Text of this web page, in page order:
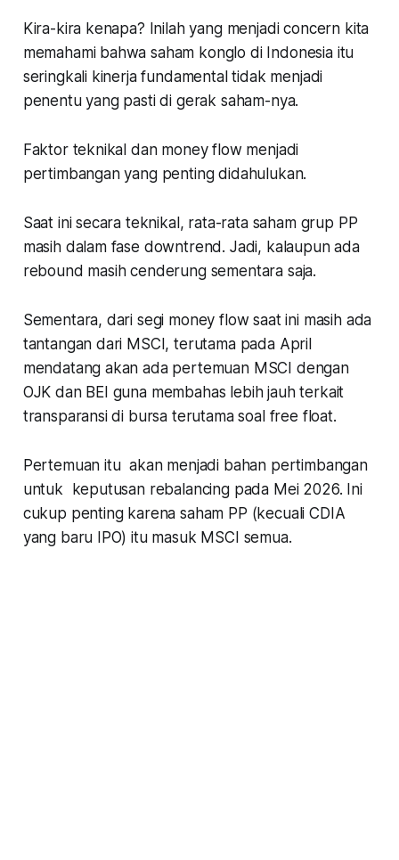
Kira-kira kenapa? Inilah yang menjadi concern kita
memahami bahwa saham konglo di Indonesia itu
seringkali kinerja fundamental tidak menjadi
penentu yang pasti di gerak saham-nya.
Faktor teknikal dan money flow menjadi
pertimbangan yang penting didahulukan.
Saat ini secara teknikal, rata-rata saham grup PP
masih dalam fase downtrend. Jadi, kalaupun ada
rebound masih cenderung sementara saja.
Sementara, dari segi money flow saat ini masih ada
tantangan dari MSCI, terutama pada April
mendatang akan ada pertemuan MSCI dengan
OJK dan BEI guna membahas lebih jauh terkait
transparansi di bursa terutama soal free float.
Pertemuan itu akan menjadi bahan pertimbangan
untuk keputusan rebalancing pada Mei 2026. Ini
cukup penting karena saham PP (kecuali CDIA
yang baru IPO) itu masuk MSCI semua.